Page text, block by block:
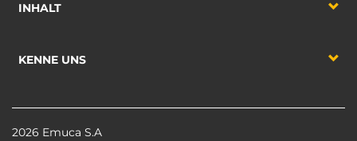
INHALT
KENNE UNS
2026 Emuca S.A